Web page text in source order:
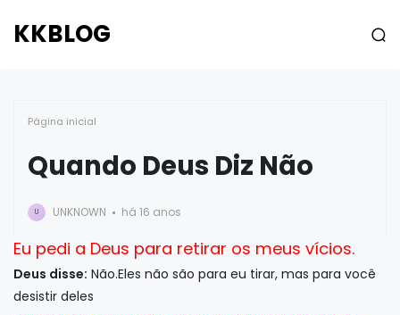
KKBLOG
Página inicial
Quando Deus Diz Não
U UNKNOWN há 16 anos
Eu pedi a Deus para retirar os meus vícios.
Deus disse: Não.Eles não são para eu tirar, mas para você
desistir deles